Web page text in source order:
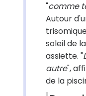
"comme
Autour
soleil de
assiette. "
autre",
de la